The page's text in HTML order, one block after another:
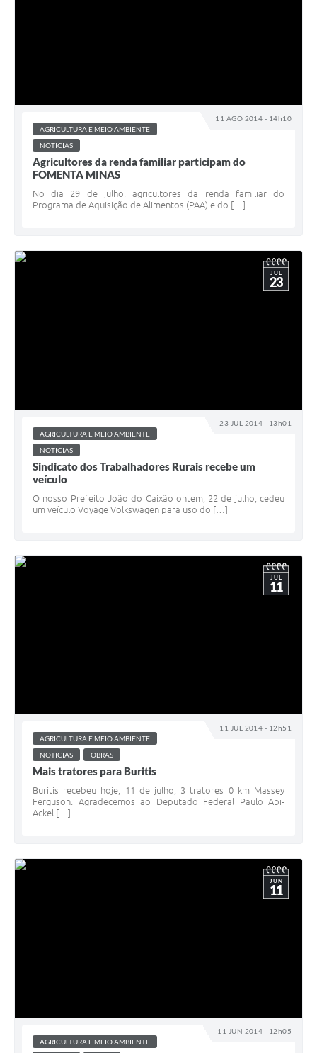
11 AGO 2014 - 14h10
AGRICULTURA E MEIO AMBIENTE
NOTICIAS
Agricultores da renda familiar participam do
FOMENTA MINAS
No dia 29 de julho, agricultores da renda familiar do
Programa de Aquisição de Alimentos (PAA) e do […]
23 JUL 2014 - 13h01
JUL
23
AGRICULTURA E MEIO AMBIENTE
NOTICIAS
Sindicato dos Trabalhadores Rurais recebe um
veículo
O nosso Prefeito João do Caixão ontem, 22 de julho, cedeu
um veículo Voyage Volkswagen para uso do […]
11 JUL 2014 - 12h51
JUL
11
AGRICULTURA E MEIO AMBIENTE
NOTICIAS
OBRAS
Mais tratores para Buritis
Buritis recebeu hoje, 11 de julho, 3 tratores 0 km Massey
Ferguson. Agradecemos ao Deputado Federal Paulo Abi-
Ackel […]
11 JUN 2014 - 12h05
JUN
11
AGRICULTURA E MEIO AMBIENTE